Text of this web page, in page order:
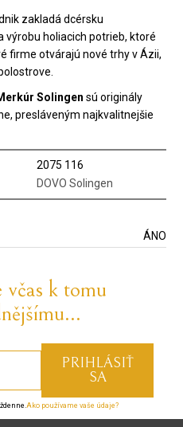
zakladá dcérsku
výrobu holiacich potrieb, ktoré
firme otvárajú nové trhy v Ázii,
Solingen sú originály
presláveným najkvalitnejšie
2075 116
DOVO Solingen
ÁNO
včas k tomu
Ako používame vaše údaje?